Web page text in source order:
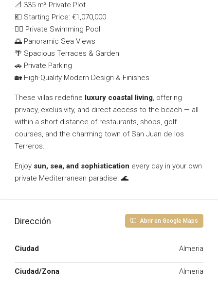
📐 335 m² Private Plot
💶 Starting Price: €1,070,000
🏊‍♂️ Private Swimming Pool
🌅 Panoramic Sea Views
🌴 Spacious Terraces & Garden
🚗 Private Parking
🏡 High-Quality Modern Design & Finishes
These villas redefine luxury coastal living, offering
privacy, exclusivity, and direct access to the beach — all
within a short distance of restaurants, shops, golf
courses, and the charming town of San Juan de los
Terreros.
Enjoy sun, sea, and sophistication every day in your own
private Mediterranean paradise. 🌊
Dirección Abrir en Google Maps
Ciudad Almeria
Ciudad/Zona Almeria